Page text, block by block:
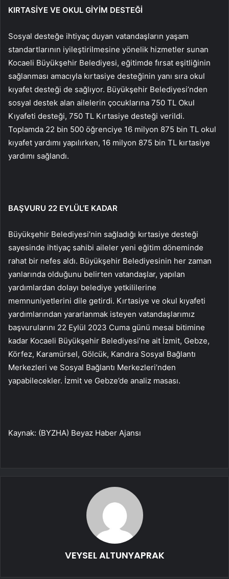
KIRTASİYE VE OKUL GİYİM DESTEĞİ
Sosyal desteğe ihtiyaç duyan vatandaşların yaşam
standartlarının iyileştirilmesine yönelik hizmetler sunan
Kocaeli Büyükşehir Belediyesi, eğitimde fırsat eşitliğinin
sağlanması amacıyla kırtasiye desteğinin yanı sıra okul
kıyafet desteği de sağlıyor. Büyükşehir Belediyesi’nden
sosyal destek alan ailelerin çocuklarına 750 TL Okul
Kıyafeti desteği, 750 TL Kırtasiye desteği verildi.
Toplamda 22 bin 500 öğrenciye 16 milyon 875 bin TL okul
kıyafet yardımı yapılırken, 16 milyon 875 bin TL kırtasiye
yardımı sağlandı.
BAŞVURU 22 EYLÜL’E KADAR
Büyükşehir Belediyesi’nin sağladığı kırtasiye desteği
sayesinde ihtiyaç sahibi aileler yeni eğitim döneminde
rahat bir nefes aldı. Büyükşehir Belediyesinin her zaman
yanlarında olduğunu belirten vatandaşlar, yapılan
yardımlardan dolayı belediye yetkililerine
memnuniyetlerini dile getirdi. Kırtasiye ve okul kıyafeti
yardımlarından yararlanmak isteyen vatandaşlarımız
başvurularını 22 Eylül 2023 Cuma günü mesai bitimine
kadar Kocaeli Büyükşehir Belediyesi’ne ait İzmit, Gebze,
Körfez, Karamürsel, Gölcük, Kandıra Sosyal Bağlantı
Merkezleri ve Sosyal Bağlantı Merkezleri’nden
yapabilecekler. İzmit ve Gebze’de analiz masası.
Kaynak: (BYZHA) Beyaz Haber Ajansı
VEYSEL ALTUNYAPRAK